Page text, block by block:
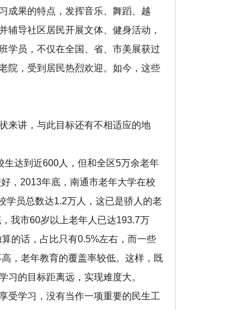
成果的特点，发挥音乐、舞蹈、越
辅导社区居民开展文体、健身活动，
学员，不仅在全国、省、市美展获过
院，受到居民热烈欢迎。如今，这些
来讲，与此目标还有不相适应的地
达到近600人，但和全区5万余老年
，2013年底，南通市老年大学在校
学员总数达1.2万人，这已是骄人的老
我市60岁以上老年人已达193.7万
的话，占比只有0.5%左右，而一些
，老年教育的覆盖率较低。这样，既
习的目标距离远，实现难度大。
受学习，没有当作一项重要的民生工